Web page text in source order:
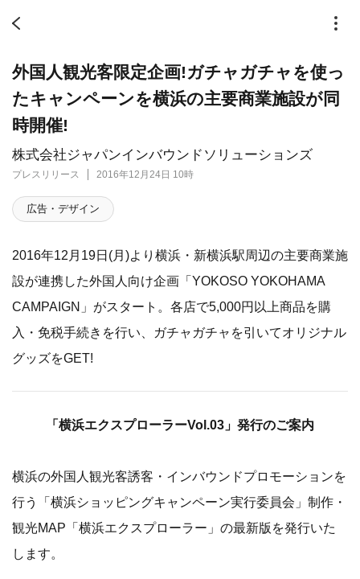
株式会社ジャパンインバウンドソリューションズ
プレスリリース 2016年12月24日 10時
外国人観光客限定企画!ガチャガチャを使っ
たキャンペーンを横浜の主要商業施設が同
時開催!
広告・デザイン
2016年12月19日(月)より横浜・新横浜駅周辺の主要商業施
設が連携した外国人向け企画「YOKOSO YOKOHAMA
CAMPAIGN」がスタート。各店で5,000円以上商品を購
入・免税手続きを行い、ガチャガチャを引いてオリジナル
グッズをGET!
「横浜エクスプローラーVol.03」発行のご案内
横浜の外国人観光客誘客・インバウンドプロモーションを
行う「横浜ショッピングキャンペーン実行委員会」制作・
観光MAP「横浜エクスプローラー」の最新版を発行いた
します。